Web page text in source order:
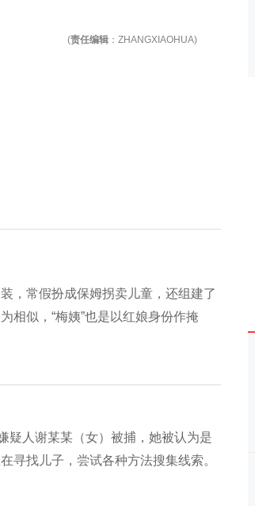
(责任编辑 ：ZHANGXIAOHUA)
，常假扮成保姆拐卖儿童，还组建了
相似，“梅姨”也是以红娘身份作掩
疑人谢某某（女）被捕，她被认为是
寻找儿子，尝试各种方法搜集线索。